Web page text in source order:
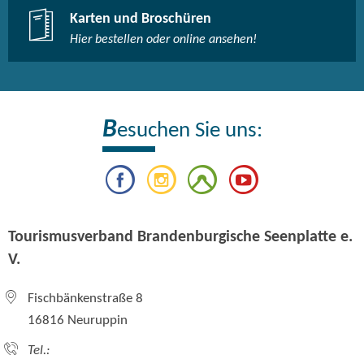
Karten und Broschüren
Hier bestellen oder online ansehen!
Besuchen Sie uns:
Tourismusverband Brandenburgische Seenplatte e.
V.
Fischbänkenstraße 8
16816 Neuruppin
Tel.: